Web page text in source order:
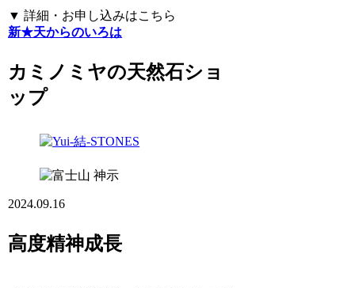
▼ 詳細・お申し込みはこちら
新★天からのいろは
カミノミヤの天然石ショ
ップ
神示
2024.09.16
高度精神成長